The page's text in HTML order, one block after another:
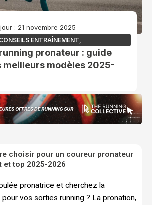
: 21 novembre 2025
CONSEILS ENTRAÎNEMENT
pronateur : guide
meilleurs modèles 2025-
choisir pour un coureur pronateur
et top 2025-2026
pronatrice et cherchez la
vos sorties running ? La pronation,